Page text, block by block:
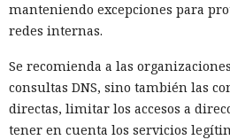
manteniendo excepciones para
redes internas.
Se recomienda a las
consultas DNS, sino también las
directas, limitar los accesos a
tener en cuenta los servicios
Una prohibición formal no
del mercado, y una investigación
Cámara de Representantes de EE.
Mobile, China Telecom y China
espacios en centros de datos y
las restricciones de la Comisión